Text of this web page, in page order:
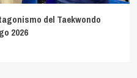
del Taekwondo
2026